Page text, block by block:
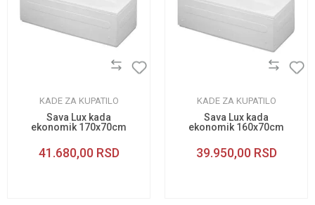
KADE ZA KUPATILO
Sava Lux kada
ekonomik 170x70cm
41.680,00 RSD
KADE ZA KUPATILO
Sava Lux kada
ekonomik 160x70cm
39.950,00 RSD